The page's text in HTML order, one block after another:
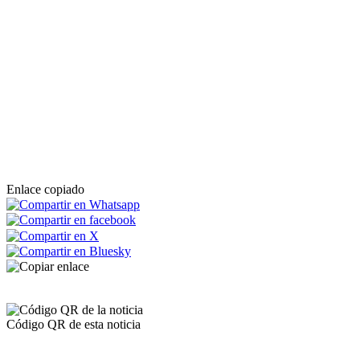
Enlace copiado
Código QR de esta noticia